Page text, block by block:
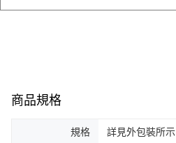
商品規格
規格 詳見外包裝所示